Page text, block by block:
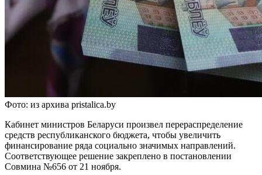
Фото: из архива pristalica.by
Кабинет министров Беларуси произвел перераспределение
средств республиканского бюджета, чтобы увеличить
финансирование ряда социально значимых направлений.
Соответствующее решение закреплено в постановлении
Совмина №656 от 21 ноября.